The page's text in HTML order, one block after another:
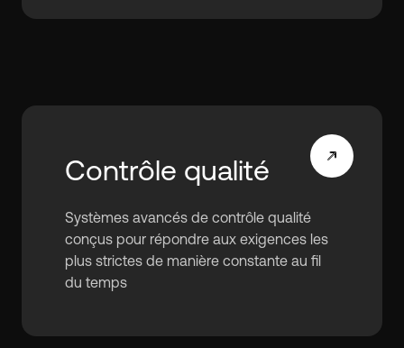
Contrôle qualité
Systèmes avancés de contrôle qualité
conçus pour répondre aux exigences les
plus strictes de manière constante au fil
du temps